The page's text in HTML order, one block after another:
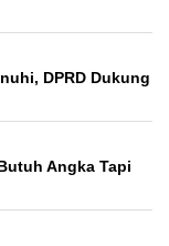
DPRD Dukung
Angka Tapi